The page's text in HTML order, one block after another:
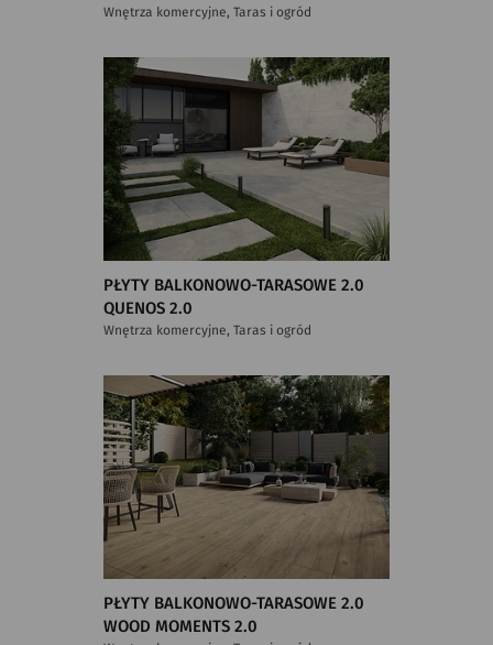
Wnętrza komercyjne, Taras i ogród
PŁYTY BALKONOWO-TARASOWE 2.0
QUENOS 2.0
Wnętrza komercyjne, Taras i ogród
PŁYTY BALKONOWO-TARASOWE 2.0
WOOD MOMENTS 2.0